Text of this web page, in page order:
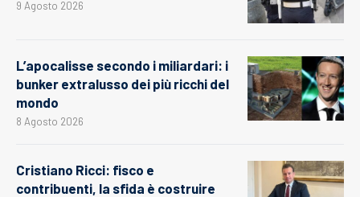
9 Agosto 2026
L’apocalisse secondo i miliardari: i
bunker extralusso dei più ricchi del
mondo
8 Agosto 2026
Cristiano Ricci: fisco e
contribuenti, la sfida è costruire